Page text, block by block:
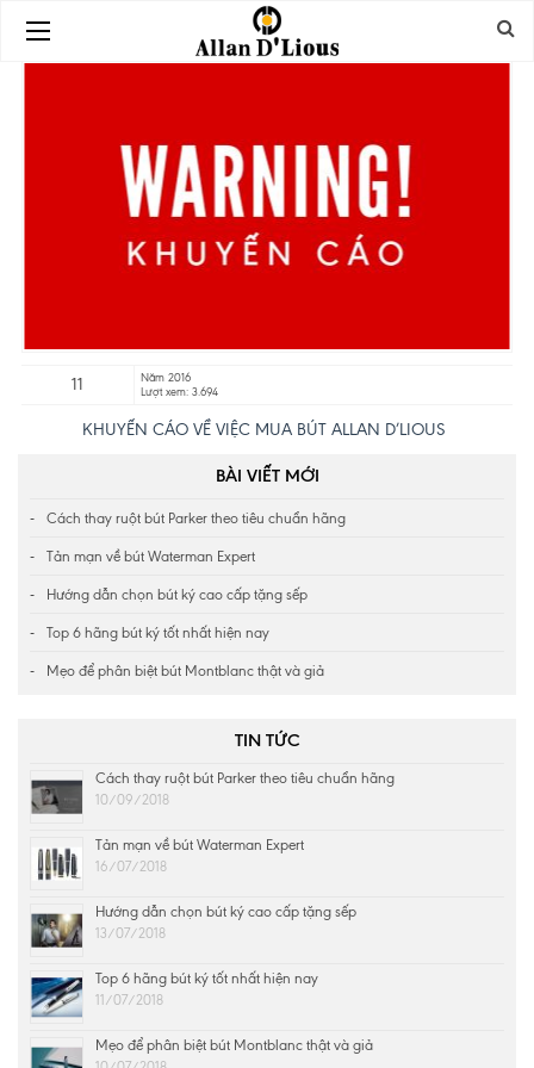
11
Năm 2016
Lượt xem: 3.694
KHUYẾN CÁO VỀ VIỆC MUA BÚT ALLAN D’LIOUS
BÀI VIẾT MỚI
Cách thay ruột bút Parker theo tiêu chuẩn hãng
Tản mạn về bút Waterman Expert
Hướng dẫn chọn bút ký cao cấp tặng sếp
Top 6 hãng bút ký tốt nhất hiện nay
Mẹo để phân biệt bút Montblanc thật và giả
TIN TỨC
Cách thay ruột bút Parker theo tiêu chuẩn hãng
10/09/2018
Tản mạn về bút Waterman Expert
16/07/2018
Hướng dẫn chọn bút ký cao cấp tặng sếp
13/07/2018
Top 6 hãng bút ký tốt nhất hiện nay
11/07/2018
Mẹo để phân biệt bút Montblanc thật và giả